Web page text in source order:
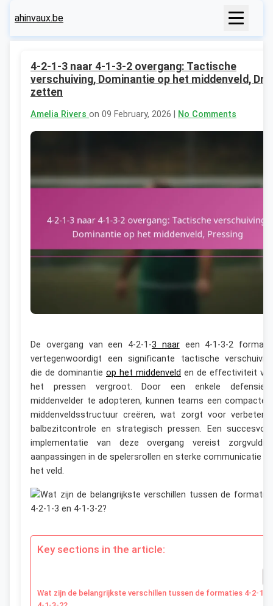
ahinvaux.be
4-2-1-3 naar 4-1-3-2 overgang: Tactische
verschuiving, Dominantie op het middenveld,
zetten
Amelia Rivers on 09 February, 2026 | No Comments
De overgang van een 4-2-1-3 naareen 4-1-3-2
vertegenwoordigt een significante tactische
die de dominantie op het middenveld en de effectiviteit
het pressen vergroot. Door een enkele
middenvelder te adopteren, kunnen teams een
middenveldsstructuur creëren, wat zorgt voor
balbezitcontrole en strategisch pressen. Een
implementatie van deze overgang vereist
aanpassingen in de spelersrollen en sterke communicatie
het veld.
Key sections in the article:
Wat zijn de belangrijkste verschillen tussen de formaties 4-2-1-3